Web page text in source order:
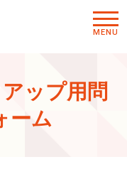
ップ用問
ーム
メニ
MENU